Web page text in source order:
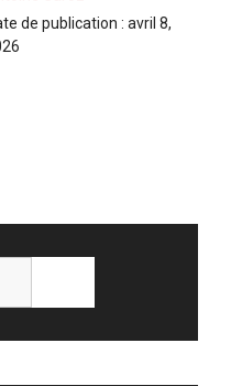
de publication : avril 8,